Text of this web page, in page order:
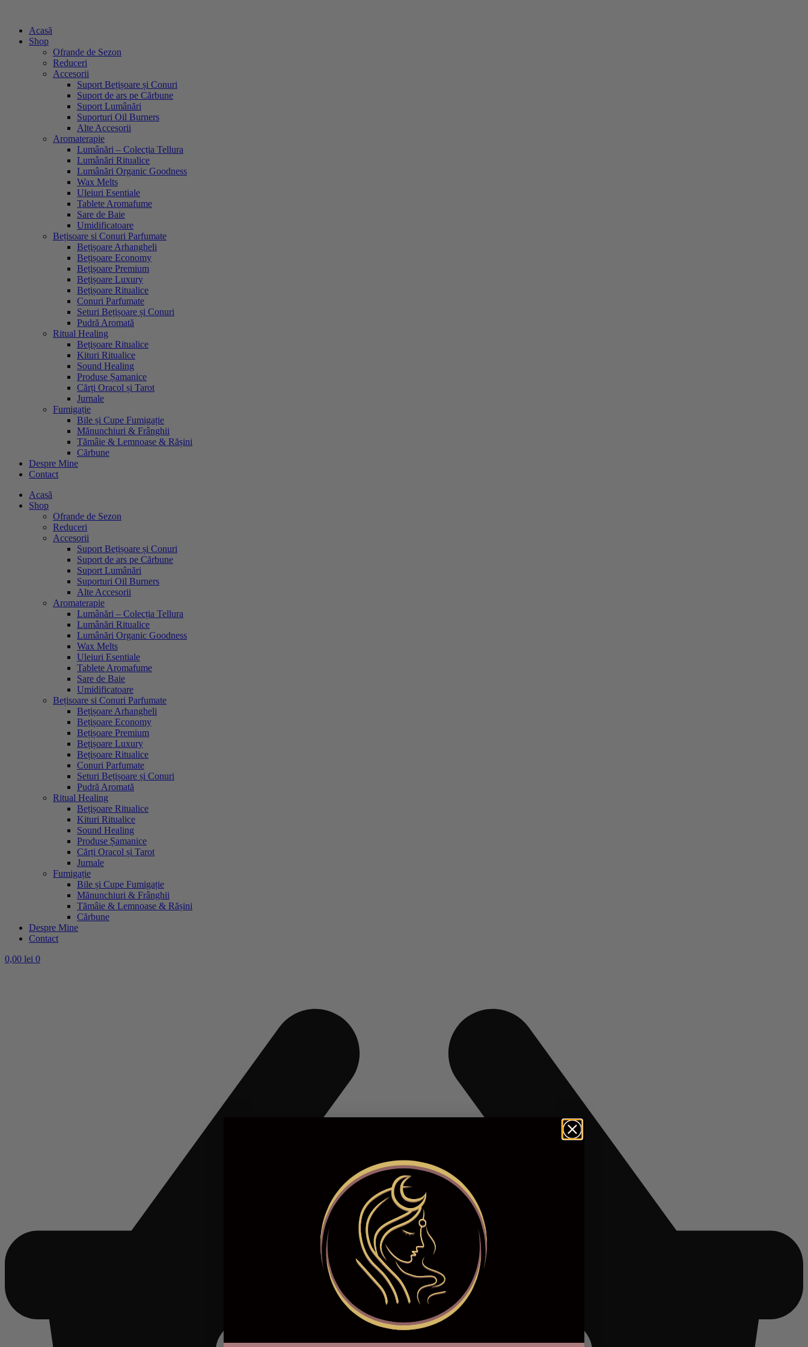
conținutAcasă
Shop
Ofrande de Sezon
Reduceri
Accesorii
Suport Bețișoare și Conuri
Suport de ars pe Cărbune
Suport Lumânări
Suporturi Oil Burners
Alte Accesorii
Aromaterapie
Lumânări – Colecția Tellura
Lumânări Ritualice
Lumânări Organic Goodness
Wax Melts
Uleiuri Esentiale
Tablete Aromafume
Sare de Baie
Umidificatoare
Bețisoare si Conuri Parfumate
Bețișoare Arhangheli
Bețișoare Economy
Bețișoare Premium
Bețișoare Luxury
Bețișoare Ritualice
Conuri Parfumate
Seturi Bețișoare și Conuri
Pudră Aromată
Ritual Healing
Bețișoare Ritualice
Kituri Ritualice
Sound Healing
Produse Șamanice
Cărți Oracol și Tarot
Jurnale
Fumigație
Bile și Cupe Fumigație
Mănunchiuri & Frânghii
Tămâie & Lemnoase & Rășini
Cărbune
Despre Mine
Contact
Acasă
Shop
Ofrande de Sezon
Reduceri
Accesorii
Suport Bețișoare și Conuri
Suport de ars pe Cărbune
Suport Lumânări
Suporturi Oil Burners
Alte Accesorii
Aromaterapie
Lumânări – Colecția Tellura
Lumânări Ritualice
Lumânări Organic Goodness
Wax Melts
Uleiuri Esentiale
Tablete Aromafume
Sare de Baie
Umidificatoare
Bețisoare si Conuri Parfumate
Bețișoare Arhangheli
Bețișoare Economy
Bețișoare Premium
Bețișoare Luxury
Bețișoare Ritualice
Conuri Parfumate
Seturi Bețișoare și Conuri
Pudră Aromată
Ritual Healing
Bețișoare Ritualice
Kituri Ritualice
Sound Healing
Produse Șamanice
Cărți Oracol și Tarot
Jurnale
Fumigație
Bile și Cupe Fumigație
Mănunchiuri & Frânghii
Tămâie & Lemnoase & Rășini
Cărbune
Despre Mine
Contact
0,00 lei 0